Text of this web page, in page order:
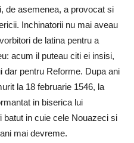
de asemenea, a provocat si
Inchinatorii nu mai aveau
de latina pentru a
acum il puteau citi ei insisi,
dar pentru Reforme. Dupa ani
la 18 februarie 1546, la
in biserica lui
batut in cuie cele Nouazeci si
mai devreme.